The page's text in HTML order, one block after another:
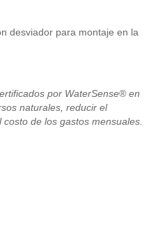
desviador para montaje en la
por WaterSense® en
naturales, reducir el
de los gastos mensuales.